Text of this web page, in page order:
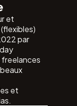
et
par
et